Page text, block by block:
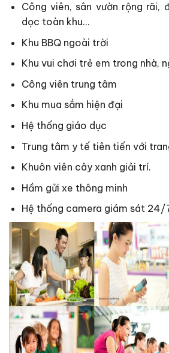
Công viên, sân vườn rộng rãi,
dọc toàn khu…
Khu BBQ ngoài trời
Khu vui chơi trẻ em trong nhà,
Công viên trung tâm
Khu mua sắm hiện đại
Hệ thống giáo dục
Trung tâm y tế tiên tiến với
Khuôn viên cây xanh giải trí.
Hầm gửi xe thông minh
Hệ thống camera giám sát 24/